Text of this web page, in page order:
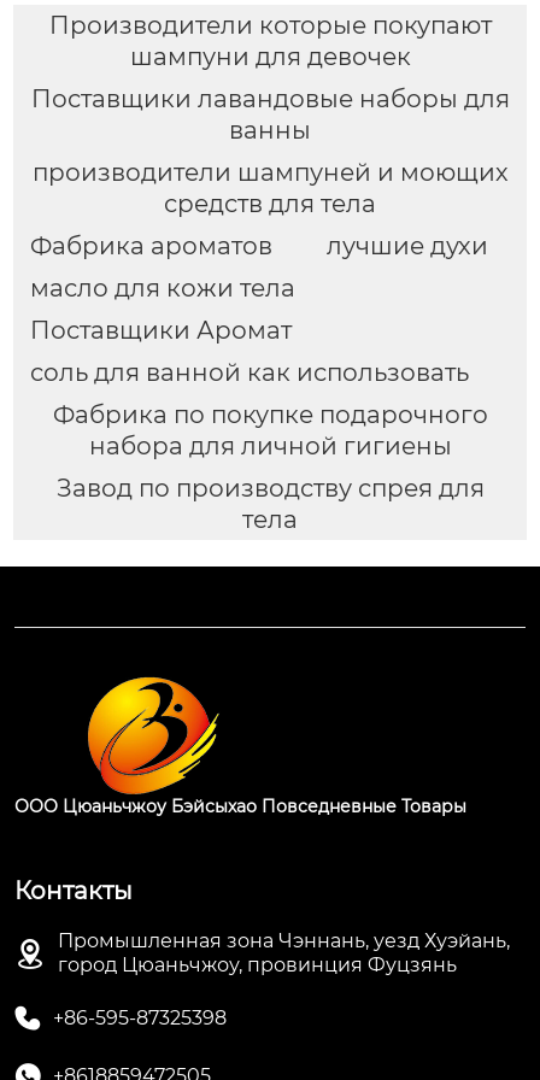
Доступна
индивидуальная
Производители которые покупают
шампуни для девочек
Поставщики лавандовые наборы для
ванны
производители шампуней и моющих
средств для тела
Фабрика ароматов
лучшие духи
масло для кожи тела
Поставщики Аромат
соль для ванной как использовать
Фабрика по покупке подарочного
набора для личной гигиены
Завод по производству спрея для
тела
ООО Цюаньчжоу Бэйсыхао Повседневные Товары
Контакты

Промышленная зона Чэннань, уезд Хуэйань,
город Цюаньчжоу, провинция Фуцзянь
 +86-595-87325398